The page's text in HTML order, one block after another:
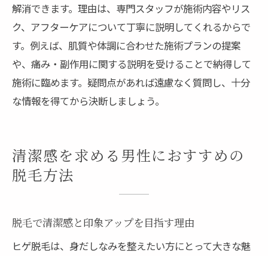
解消できます。理由は、専門スタッフが施術内容やリス
ク、アフターケアについて丁寧に説明してくれるからで
す。例えば、肌質や体調に合わせた施術プランの提案
や、痛み・副作用に関する説明を受けることで納得して
施術に臨めます。疑問点があれば遠慮なく質問し、十分
な情報を得てから決断しましょう。
清潔感を求める男性におすすめの
脱毛方法
脱毛で清潔感と印象アップを目指す理由
ヒゲ脱毛は、身だしなみを整えたい方にとって大きな魅